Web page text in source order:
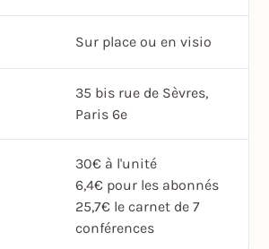
Sur place ou en visio
35 bis rue de Sèvres,
Paris 6e
30€ à l'unité
6,4€ pour les abonnés
25,7€ le carnet de 7
conférences